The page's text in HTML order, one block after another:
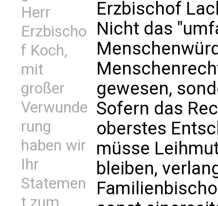
Herr
Erzbischo
f Koch,
mit
großer
Verwunde
rung
haben wir
Ihr
Statemen
t zum
Erzbischof
Nicht das
gewesen,
Sofern das
oberstes
müsse
bleiben,